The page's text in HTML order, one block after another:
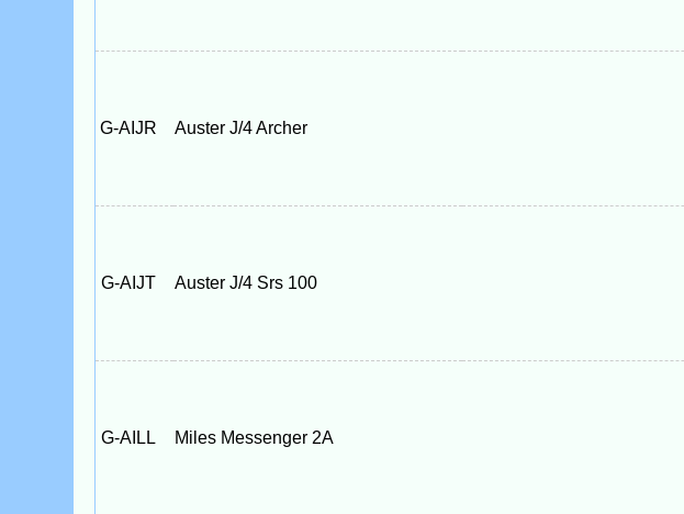
G-AIJR Auster J/4 Archer
G-AIJT Auster J/4 Srs 100
G-AILL Miles Messenger 2A